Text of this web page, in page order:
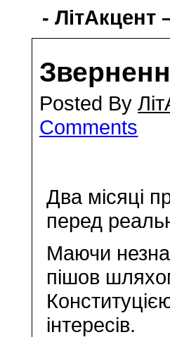
- ЛітАкцент
Posted By
Comments
Два місяці
перед
Маючи
пішов
інтересів.